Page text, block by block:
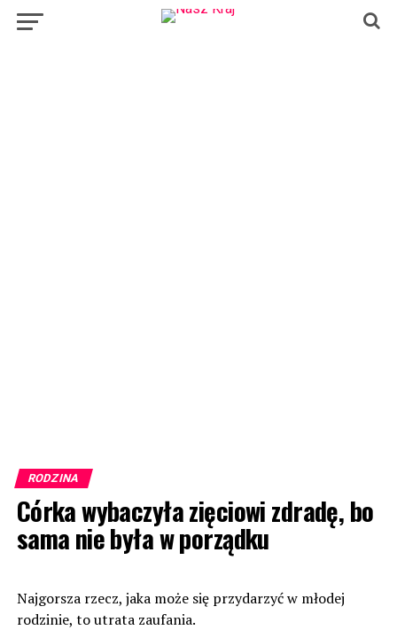
RODZINA
Córka wybaczyła zięciowi zdradę, bo
sama nie była w porządku
Najgorsza rzecz, jaka może się przydarzyć w młodej
rodzinie, to utrata zaufania.